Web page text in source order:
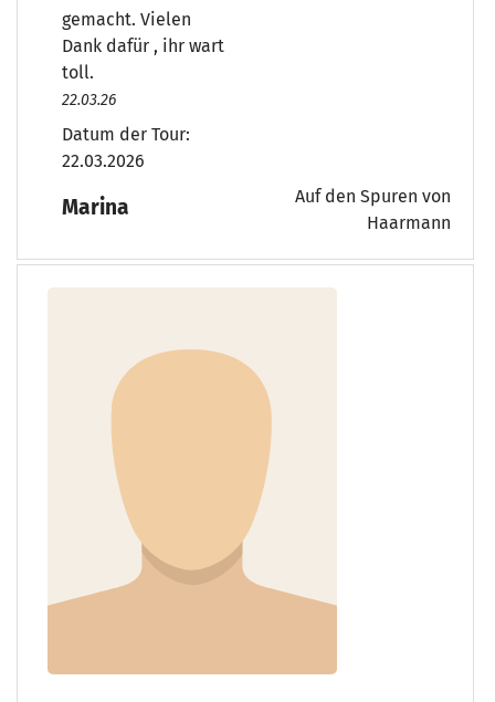
gemacht. Vielen
Dank dafür , ihr wart
toll.
22.03.26
Datum der Tour:
22.03.2026
Marina
Auf den Spuren von
Haarmann